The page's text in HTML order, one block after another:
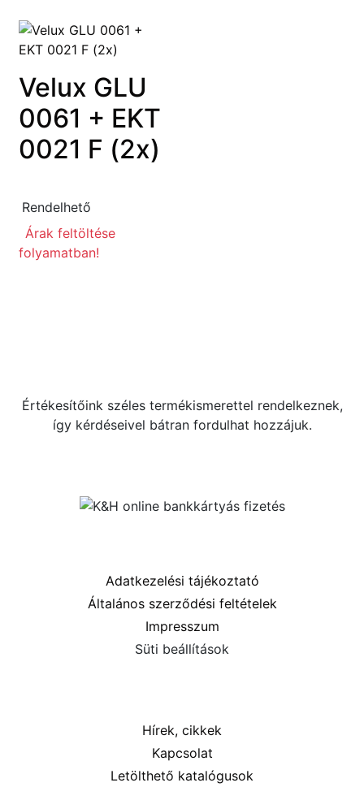
Velux GLU
0061 + EKT
0021 F (2x)
Rendelhető
Árak feltöltése
folyamatban!
Értékesítőink széles termékismerettel rendelkeznek,
így kérdéseivel bátran fordulhat hozzájuk.
Adatkezelési tájékoztató
Általános szerződési feltételek
Impresszum
Süti beállítások
Hírek, cikkek
Kapcsolat
Letölthető katalógusok